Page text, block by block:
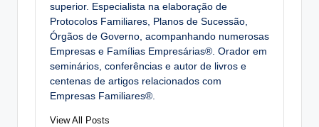
superior. Especialista na elaboração de
Protocolos Familiares, Planos de Sucessão,
Órgãos de Governo, acompanhando numerosas
Empresas e Famílias Empresárias®. Orador em
seminários, conferências e autor de livros e
centenas de artigos relacionados com
Empresas Familiares®.
View All Posts